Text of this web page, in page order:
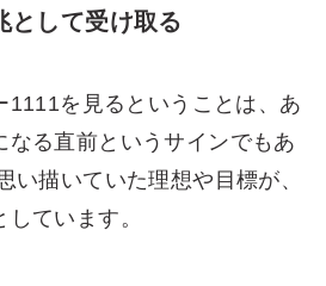
として受け取る
1111を見るということは、あ
なる直前というサインでもあ
い描いていた理想や目標が、
ています。